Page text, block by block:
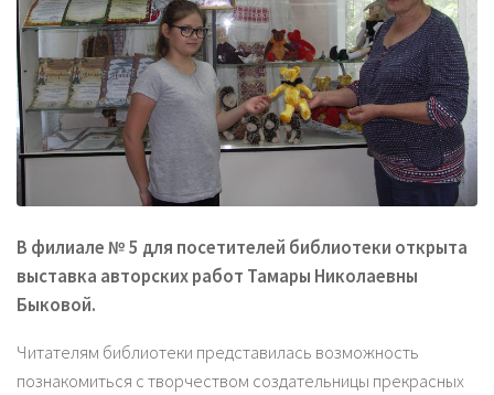
В филиале № 5 для посетителей библиотеки открыта
выставка авторских работ Тамары Николаевны
Быковой.
Читателям библиотеки представилась возможность
познакомиться с творчеством создательницы прекрасных